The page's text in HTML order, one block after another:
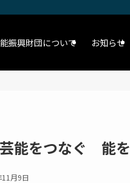
振興財団について お知らせ
能をつなぐ 能
月9日